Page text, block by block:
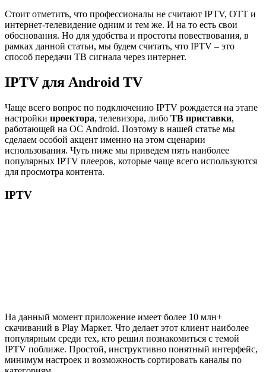
Стоит отметить, что профессионалы не считают IPTV, OTT и
интернет-телевидение одним и тем же. И на то есть свои
обоснования. Но для удобства и простоты повествования, в
рамках данной статьи, мы будем считать, что IPTV – это
способ передачи ТВ сигнала через интернет.
IPTV для Android TV
Чаще всего вопрос по подключению IPTV рождается на этапе
настройки проектора, телевизора, либо ТВ приставки,
работающей на ОС Android. Поэтому в нашей статье мы
сделаем особой акцент именно на этом сценарии
использования. Чуть ниже мы приведем пять наиболее
популярных IPTV плееров, которые чаще всего используются
для просмотра контента.
IPTV
На данный момент приложение имеет более 10 млн+
скачиваний в Play Маркет. Что делает этот клиент наиболее
популярным среди тех, кто решил познакомиться с темой
IPTV поближе. Простой, инструктивно понятный интерфейс,
минимум настроек и возможность сортировать каналы по